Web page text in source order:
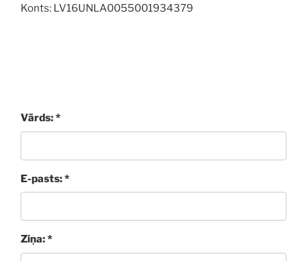
Konts: LV16UNLA0055001934379
Vārds: *
E-pasts: *
Ziņa: *